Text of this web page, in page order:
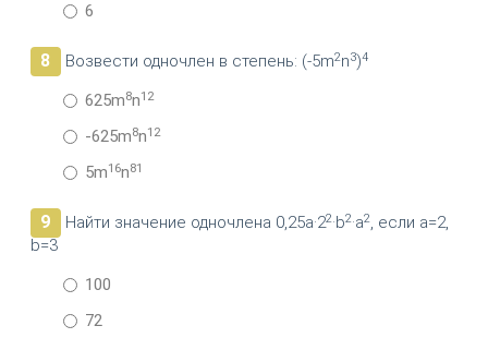
6
8 Возвести одночлен в степень: (-5m2n3)4
625m8n12
-625m8n12
5m16n81
9 Найти значение одночлена 0,25a·22·b2·a2, если а=2,
b=3
100
72